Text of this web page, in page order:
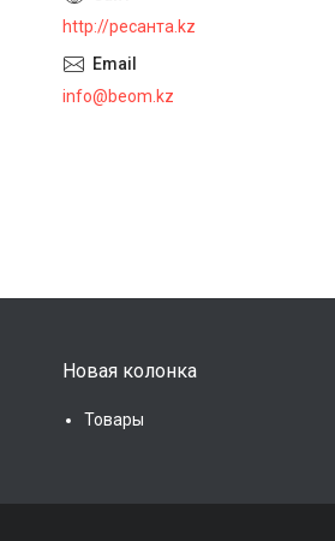
http://ресанта.kz
info@beom.kz
Новая колонка
Товары